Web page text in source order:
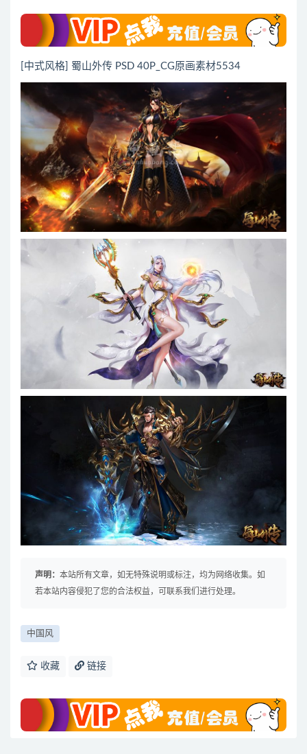
[中式风格] 蜀山外传 PSD 40P_CG原画素材5534
声明： 本站所有文章，如无特殊说明或标注，均为网络收集。如
若本站内容侵犯了您的合法权益，可联系我们进行处理。
中国风
收藏 链接